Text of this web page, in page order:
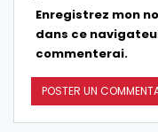
Enregistrez mon
dans ce
commenterai.